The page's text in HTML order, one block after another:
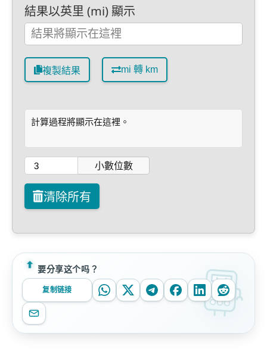
結果以英里 (mi) 顯示
複製結果 mi 轉 km
計算過程將顯示在這裡。
小數位數
清除所有
要分享这个吗？
复制链接